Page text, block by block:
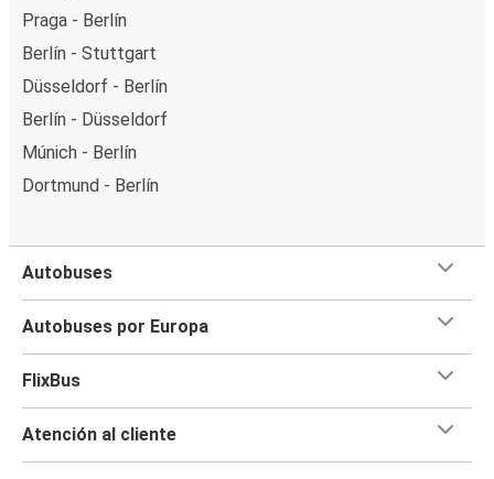
Praga - Berlín
Berlín - Stuttgart
Düsseldorf - Berlín
Berlín - Düsseldorf
Múnich - Berlín
Dortmund - Berlín
Autobuses
Autobuses por Europa
FlixBus
Atención al cliente